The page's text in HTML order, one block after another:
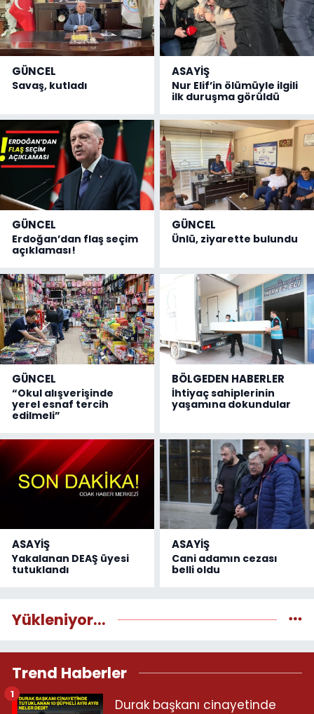
GÜNCEL
Savaş, kutladı
ASAYİŞ
Nur Elif’in ölümüyle ilgili
ilk duruşma görüldü
GÜNCEL
Erdoğan’dan flaş seçim
açıklaması!
GÜNCEL
Ünlü, ziyarette bulundu
GÜNCEL
“Okul alışverişinde
yerel esnaf tercih
edilmeli”
BÖLGEDEN HABERLER
İhtiyaç sahiplerinin
yaşamına dokundular
ASAYİŞ
Yakalanan DEAŞ üyesi
tutuklandı
ASAYİŞ
Cani adamın cezası
belli oldu
Yükleniyor...
Trend Haberler
Durak başkanı cinayetinde
1